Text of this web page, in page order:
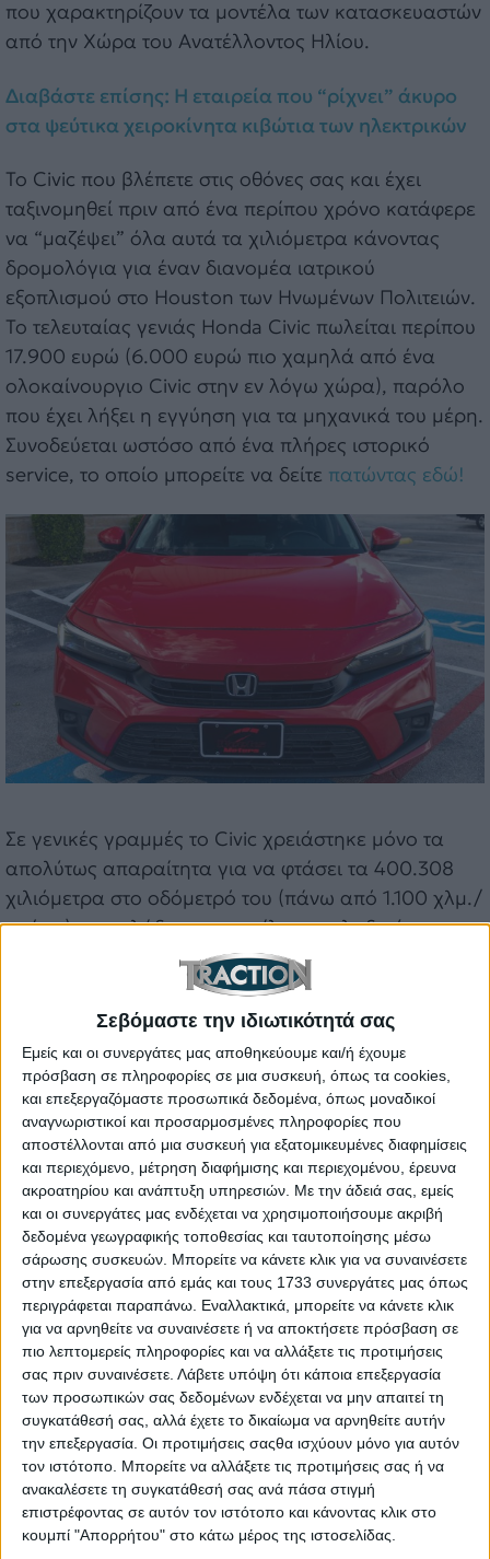
Σεβόμαστε την ιδιωτικότητά σας
Εμείς και οι συνεργάτες μας αποθηκεύουμε και/ή έχουμε
πρόσβαση σε πληροφορίες σε μια συσκευή, όπως τα cookies,
και επεξεργαζόμαστε προσωπικά δεδομένα, όπως μοναδικοί
αναγνωριστικοί και προσαρμοσμένες πληροφορίες που
αποστέλλονται από μια συσκευή για εξατομικευμένες διαφημίσεις
και περιεχόμενο, μέτρηση διαφήμισης και περιεχομένου, έρευνα
ακροατηρίου και ανάπτυξη υπηρεσιών. Με την άδειά σας, εμείς
και οι συνεργάτες μας ενδέχεται να χρησιμοποιήσουμε ακριβή
δεδομένα γεωγραφικής τοποθεσίας και ταυτοποίησης μέσω
σάρωσης συσκευών. Μπορείτε να κάνετε κλικ για να συναινέσετε
στην επεξεργασία από εμάς και τους 1733 συνεργάτες μας όπως
περιγράφεται παραπάνω. Εναλλακτικά, μπορείτε να κάνετε κλικ
για να αρνηθείτε να συναινέσετε ή να αποκτήσετε πρόσβαση σε
πιο λεπτομερείς πληροφορίες και να αλλάξετε τις προτιμήσεις
σας πριν συναινέσετε. Λάβετε υπόψη ότι κάποια επεξεργασία
των προσωπικών σας δεδομένων ενδέχεται να μην απαιτεί τη
συγκατάθεσή σας, αλλά έχετε το δικαίωμα να αρνηθείτε αυτήν
την επεξεργασία. Οι προτιμήσεις σαςθα ισχύουν μόνο για αυτόν
τον ιστότοπο. Μπορείτε να αλλάξετε τις προτιμήσεις σας ή να
ανακαλέσετε τη συγκατάθεσή σας ανά πάσα στιγμή
επιστρέφοντας σε αυτόν τον ιστότοπο και κάνοντας κλικ στο
κουμπί "Απορρήτου" στο κάτω μέρος της ιστοσελίδας.
που χαρακτηρίζουν τα μοντέλα των κατασκευαστών
από την Χώρα του Ανατέλλοντος Ηλίου.
Διαβάστε επίσης: Η εταιρεία που “ρίχνει” άκυρο
στα ψεύτικα χειροκίνητα κιβώτια των ηλεκτρικών
Το Civic που βλέπετε στις οθόνες σας και έχει
ταξινομηθεί πριν από ένα περίπου χρόνο κατάφερε
να “μαζέψει” όλα αυτά τα χιλιόμετρα κάνοντας
δρομολόγια για έναν διανομέα ιατρικού
εξοπλισμού στο Houston των Ηνωμένων Πολιτειών.
Το τελευταίας γενιάς Honda Civic πωλείται περίπου
17.900 ευρώ (6.000 ευρώ πιο χαμηλά από ένα
ολοκαίνουργιο Civic στην εν λόγω χώρα), παρόλο
που έχει λήξει η εγγύηση για τα μηχανικά του μέρη.
Συνοδεύεται ωστόσο από ένα πλήρες ιστορικό
service, το οποίο μπορείτε να δείτε πατώντας εδώ!
Σε γενικές γραμμές το Civic χρειάστηκε μόνο τα
απολύτως απαραίτητα για να φτάσει τα 400.308
χιλιόμετρα στο οδόμετρό του (πάνω από 1.100 χλμ./
ημέρα) με τα λάδια και το φίλτρο το λαδιού να
αλλάζουν δύο φορές το μήνα κατά μέσο όρο ή κάθε
16.000 χιλιόμετρα περίπου. Επιπλέον, έχει γίνει δύο
φορές αλλαγή υγρών φρένων, δύο φορές μπουζί
και μία ψυκτικού υγρού.
Διαβάστε επίσης – Video: Έτσι κατασκευάζεται το
νέο Honda Civic Type R
Το ιστορικό δείχνει ότι ο κάτι παραπάνω από
δραστήριος οδηγός του Civic τήρησε ευλαβικά την
περιοδική συντήρηση του αυτοκινήτου και αυτό τού
το ανταπέδωσε χωρίς να τον προβληματίσει ποτέ.
Καμία περίεργη βλάβη δεν αναφέρετε σε κάποιο
από τα μηχανικά μέρη του Civic, ενώ το αμάξωμα
του και η βαφή δείχνουν να μην έχουν
ταλαιπωρηθεί καθόλου από την σκληρή
καθημερινή χρήση. Το παραπάνω φαίνεται να
ισχύει και για το εσωτερικό του μοντέλου της
Honda, το οποίο μοιάζει επίσης να παρουσιάζεται
σε γενικές γραμμές χωρίς φθορές.Πατώντας εδώ
μπορείτε να δείτε την σχετική αγγελία!